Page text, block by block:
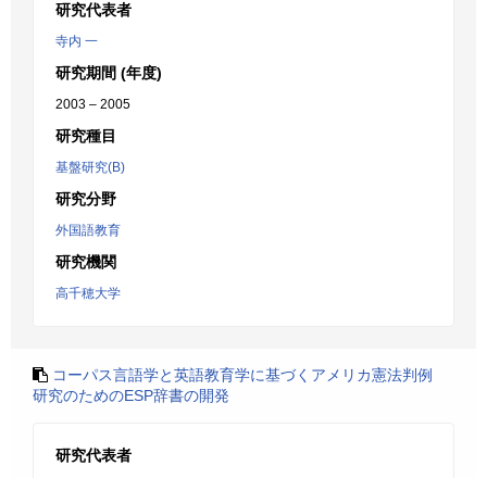
研究代表者
寺内 一
研究期間 (年度)
2003 – 2005
研究種目
基盤研究(B)
研究分野
外国語教育
研究機関
高千穂大学
コーパス言語学と英語教育学に基づくアメリカ憲法判例
研究のためのESP辞書の開発
研究代表者